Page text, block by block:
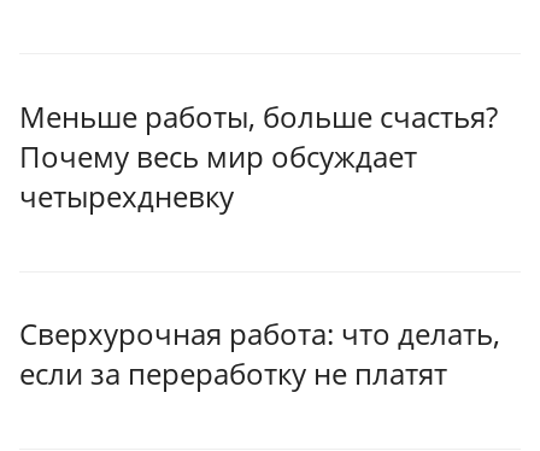
Меньше работы, больше счастья?
Почему весь мир обсуждает
четырехдневку
Сверхурочная работа: что делать,
если за переработку не платят